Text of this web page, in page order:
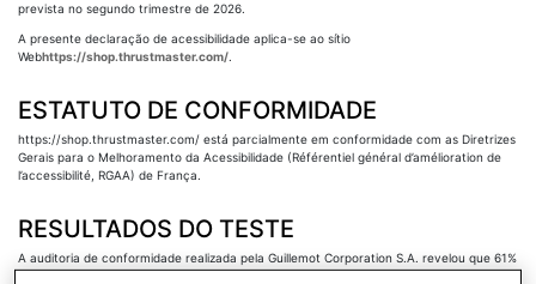
prevista no segundo trimestre de 2026.
A presente declaração de acessibilidade aplica-se ao sítio
Webhttps://shop.thrustmaster.com/.
ESTATUTO DE CONFORMIDADE
https://shop.thrustmaster.com/ está parcialmente em conformidade com as Diretrizes
Gerais para o Melhoramento da Acessibilidade (Référentiel général d’amélioration de
l’accessibilité, RGAA) de França.
RESULTADOS DO TESTE
A auditoria de conformidade realizada pela Guillemot Corporation S.A. revelou que 61%
dos critérios definidos na versão 4.1.2 das Diretrizes RGAA são cumpridos.